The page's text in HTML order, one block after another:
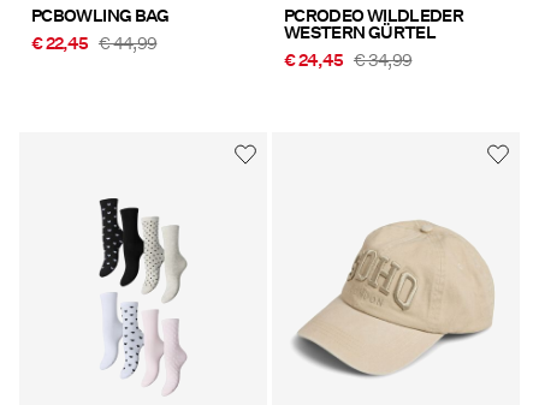
PCBOWLING BAG
€ 22,45 € 44,99
PCRODEO WILDLEDER
WESTERN GÜRTEL
€ 24,45 € 34,99